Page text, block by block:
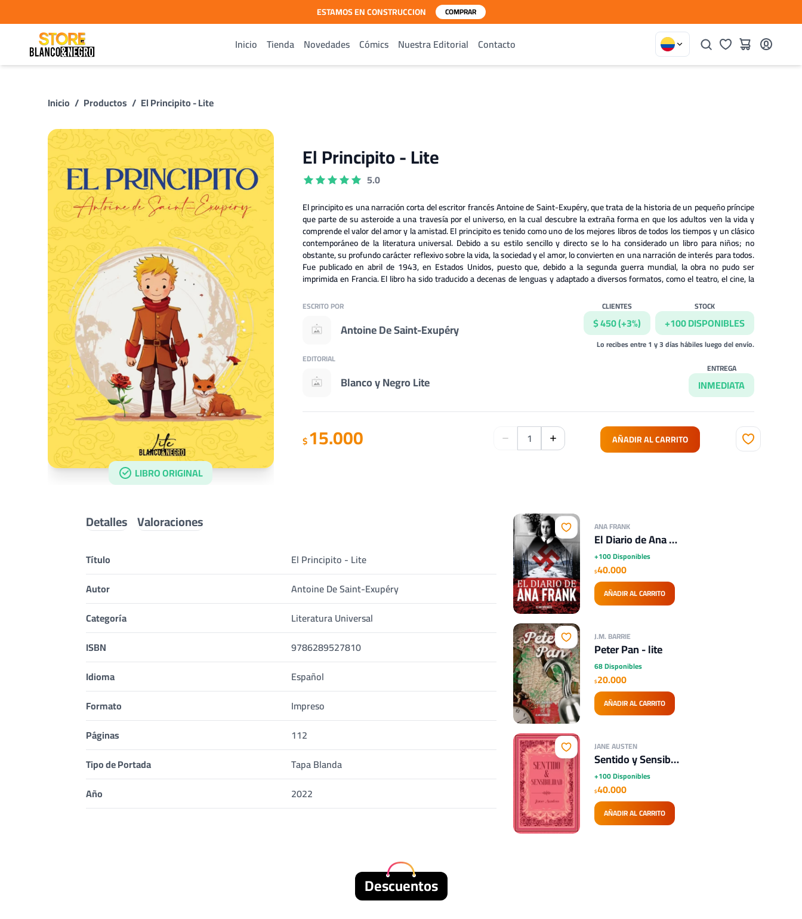
ESTAMOS EN CONSTRUCCION COMPRAR
Inicio Tienda Novedades Cómics Nuestra Editorial Contacto
Inicio / Productos / El Principito - Lite
LIBRO ORIGINAL
El Principito - Lite
5.0
El principito es una narración corta del escritor francés Antoine de Saint-Exupéry, que trata de la historia de un pequeño príncipe
que parte de su asteroide a una travesía por el universo, en la cual descubre la extraña forma en que los adultos ven la vida y
comprende el valor del amor y la amistad. El principito es tenido como uno de los mejores libros de todos los tiempos y un clásico
contemporáneo de la literatura universal. Debido a su estilo sencillo y directo se lo ha considerado un libro para niños; no
obstante, su profundo carácter reflexivo sobre la vida, la sociedad y el amor, lo convierten en una narración de interés para todos.
Fue publicado en abril de 1943, en Estados Unidos, puesto que, debido a la segunda guerra mundial, la obra no pudo ser
imprimida en Francia. El libro ha sido traducido a decenas de lenguas y adaptado a diversos formatos, como el teatro, el cine, la
ESCRITO POR
Antoine De Saint-Exupéry
EDITORIAL
Blanco y Negro Lite
CLIENTES
$ 450 (+3%)
STOCK
+100 DISPONIBLES
Lo recibes entre 1 y 3 días hábiles luego del envío.
ENTREGA
INMEDIATA
$15.000 AÑADIR AL CARRITO
Detalles Valoraciones
Título
El Principito - Lite
Autor
Antoine De Saint-Exupéry
Categoría
Literatura Universal
ISBN
9786289527810
Idioma
Español
Formato
Impreso
Páginas
112
Tipo de Portada
Tapa Blanda
Año
2022
ANA FRANK
El Diario de Ana Frank
+100 Disponibles
$40.000
AÑADIR AL CARRITO
J.M. BARRIE
Peter Pan - lite
68 Disponibles
$20.000
AÑADIR AL CARRITO
JANE AUSTEN
Sentido y Sensibilidad
+100 Disponibles
$40.000
AÑADIR AL CARRITO
Descuentos